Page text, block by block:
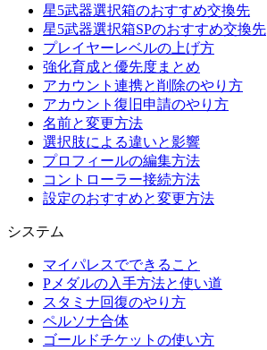
星5武器選択箱のおすすめ交換先
星5武器選択箱SPのおすすめ交換先
プレイヤーレベルの上げ方
強化育成と優先度まとめ
アカウント連携と削除のやり方
アカウント復旧申請のやり方
名前と変更方法
選択肢による違いと影響
プロフィールの編集方法
コントローラー接続方法
設定のおすすめと変更方法
システム
マイパレスでできること
Pメダルの入手方法と使い道
スタミナ回復のやり方
ペルソナ合体
ゴールドチケットの使い方